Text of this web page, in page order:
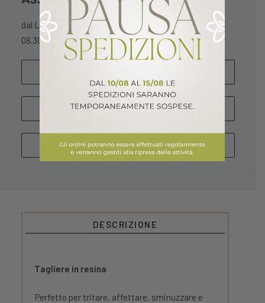
dal Lunedì al Sabato
08.30 – 13.00 / 15.30 – 18.30
WHATSAPP
CHIAMA
DESCRIZIONE
Tagliere in resina
Perfetto per tritare, affettare, sminuzzare e